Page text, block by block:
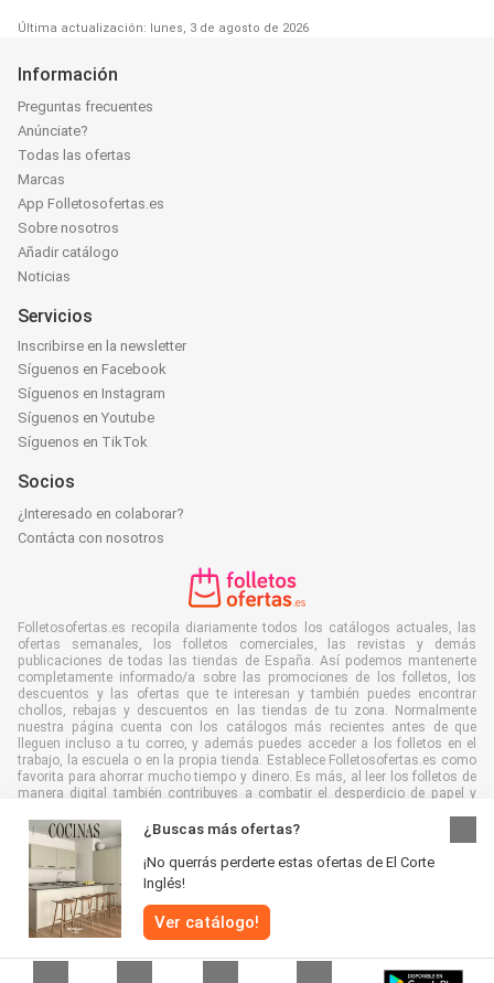
Última actualización: lunes, 3 de agosto de 2026
¿Buscas más ofertas?
¡No querrás perderte estas ofertas de El Corte
Inglés!
Ver catálogo!
Información
Preguntas frecuentes
Anúnciate?
Todas las ofertas
Marcas
App Folletosofertas.es
Sobre nosotros
Añadir catálogo
Noticias
Servicios
Inscribirse en la newsletter
Síguenos en Facebook
Síguenos en Instagram
Síguenos en Youtube
Síguenos en TikTok
Socios
¿Interesado en colaborar?
Contácta con nosotros
Folletosofertas.es recopila diariamente todos los catálogos actuales, las
ofertas semanales, los folletos comerciales, las revistas y demás
publicaciones de todas las tiendas de España. Así podemos mantenerte
completamente informado/a sobre las promociones de los folletos, los
descuentos y las ofertas que te interesan y también puedes encontrar
chollos, rebajas y descuentos en las tiendas de tu zona. Normalmente
nuestra página cuenta con los catálogos más recientes antes de que
lleguen incluso a tu correo, y además puedes acceder a los folletos en el
trabajo, la escuela o en la propia tienda. Establece Folletosofertas.es como
favorita para ahorrar mucho tiempo y dinero. Es más, al leer los folletos de
manera digital también contribuyes a combatir el desperdicio de papel y
Todos los derechos reservados © Folletosofertas.es 2026 |
Términos y condiciones|Política de Privacidad